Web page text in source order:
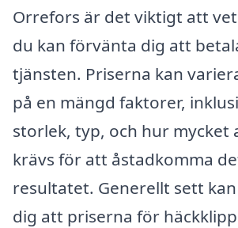
Orrefors är det viktigt att
du kan förvänta dig att
tjänsten. Priserna kan
på en mängd faktorer,
storlek, typ, och hur mycket
krävs för att åstadkomma
resultatet. Generellt sett
dig att priserna för